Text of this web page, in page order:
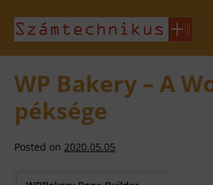
WP Bakery – A
péksége
Posted on 2020.05.05